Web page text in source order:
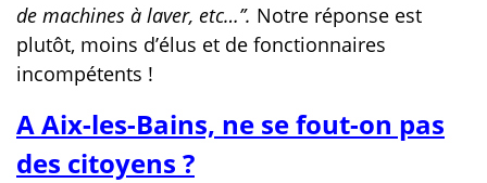
de machines à laver, etc…’’. Notre réponse est
plutôt, moins d’élus et de fonctionnaires
incompétents !
A Aix-les-Bains, ne se fout-on pas
des citoyens ?